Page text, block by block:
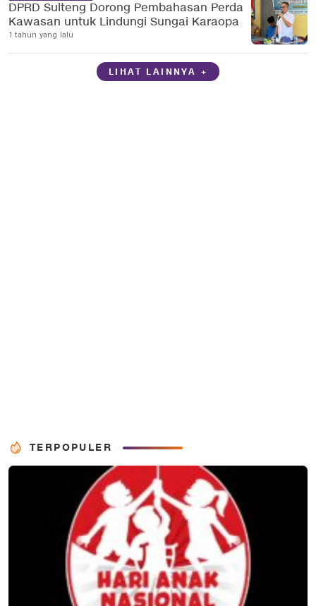
DPRD Sulteng Dorong Pembahasan Perda
Kawasan untuk Lindungi Sungai Karaopa
1 tahun yang lalu
LIHAT LAINNYA +
TERPOPULER